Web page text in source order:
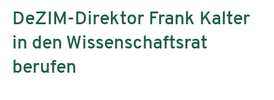
DeZIM-Direktor Frank Kalter
in den Wissenschaftsrat
berufen